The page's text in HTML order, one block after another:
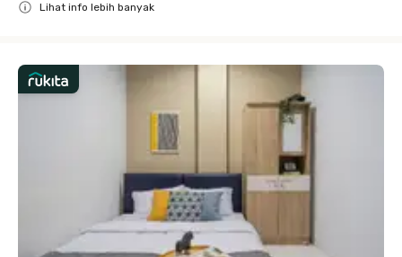
Lihat info lebih banyak